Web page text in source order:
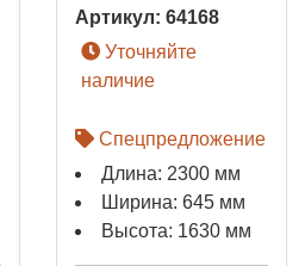
Артикул: 64168
Уточняйте
наличие
Спецпредложение
Длина: 2300 мм
Ширина: 645 мм
Высота: 1630 мм